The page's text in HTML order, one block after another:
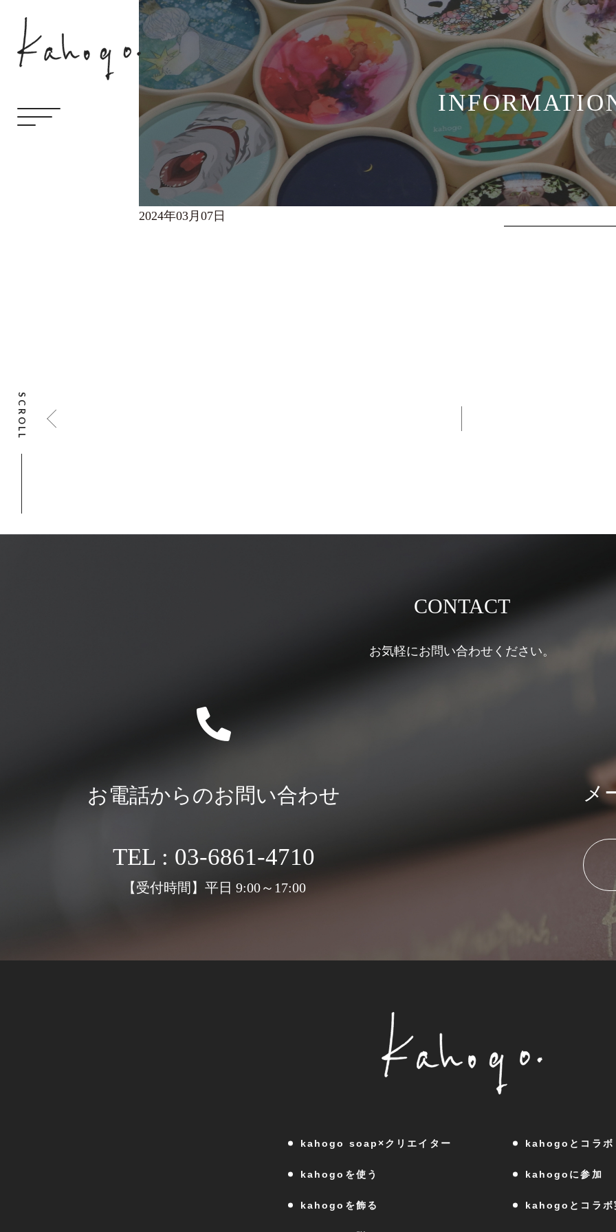
SCROLL
2024年03月07日
CONTACT
お気軽にお問い合わせください。
お電話からのお問い合わせ
TEL : 03-6861-4710
【受付時間】平日 9:00～17:00
メ
kahogo soap×クリエイター
kahogoを使う
kahogoを飾る
kahogoとコラボ
kahogoに参加
kahogoとコラボ